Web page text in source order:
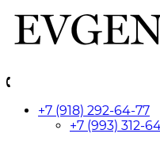
+7 (918) 292-64-77
+7 (993) 312-